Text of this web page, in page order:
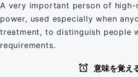
A very important person of high-
power, used especially when
treatment, to distinguish people
requirements.
意味を覚え